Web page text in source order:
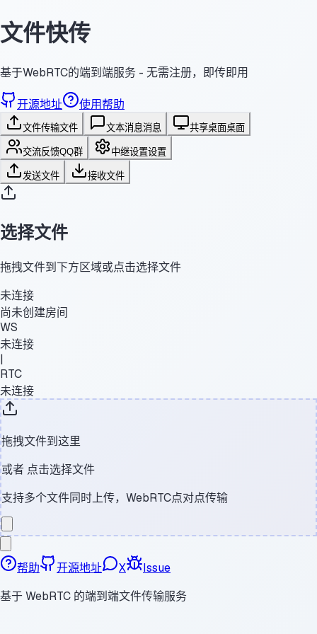
文件快传
基于WebRTC的端到端服务 - 无需注册，即传即用
开源地址 使用帮助
文件传输文件 文本消息消息 共享桌面桌面
交流反馈QQ群 中继设置设置
发送文件 接收文件
选择文件
拖拽文件到下方区域或点击选择文件
未连接
尚未创建房间
WS
未连接
|
RTC
未连接
拖拽文件到这里
或者 点击选择文件
支持多个文件同时上传，WebRTC点对点传输
帮助 开源地址 X
Issue
基于 WebRTC 的端到端文件传输服务